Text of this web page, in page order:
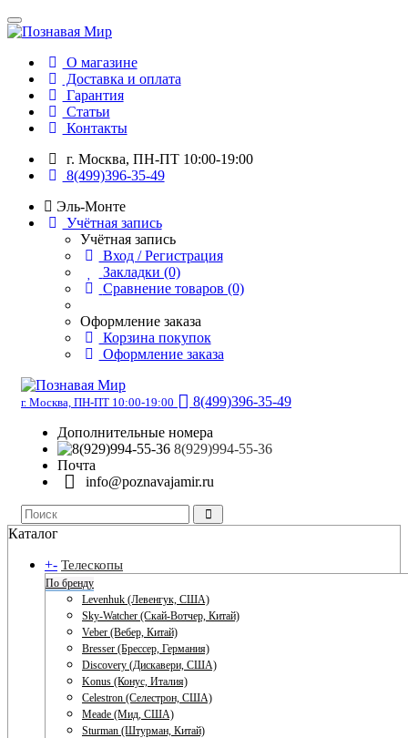
О магазине
Доставка и оплата
Гарантия
Статьи
Контакты
г. Москва, ПН-ПТ 10:00-19:00
8(499)396-35-49
Эль-Монте
Учётная запись
Учётная запись
Вход / Регистрация
Закладки (0)
Сравнение товаров (0)
Оформление заказа
Корзина покупок
Оформление заказа
г. Москва, ПН-ПТ 10:00-19:00
8(499)396-35-49
Дополнительные номера
8(929)994-55-36
Почта
info@poznavajamir.ru
Каталог
+- Телескопы
По бренду
Levenhuk (Левенгук, США)
Sky-Watcher (Скай-Вотчер, Китай)
Veber (Вебер, Китай)
Bresser (Брессер, Германия)
Discovery (Дискавери, США)
Konus (Конус, Италия)
Celestron (Селестрон, США)
Meade (Мид, США)
Sturman (Штурман, Китай)